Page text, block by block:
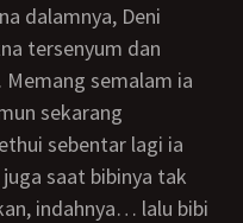
dalamnya, Deni
tersenyum dan
Memang semalam ia
sekarang
sebentar lagi ia
saat bibinya tak
indahnya… lalu bibi